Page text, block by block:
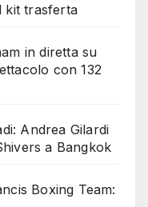
kit trasferta
in diretta su
con 132
Andrea Gilardi
a Bangkok
Boxing Team: